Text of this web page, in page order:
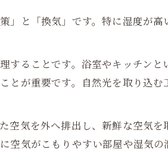
」と「換気」です。特に湿度が
することです。浴室やキッチン
とが重要です。自然光を取り込
空気を外へ排出し、新鮮な空気
空気がこもりやすい部屋や湿気